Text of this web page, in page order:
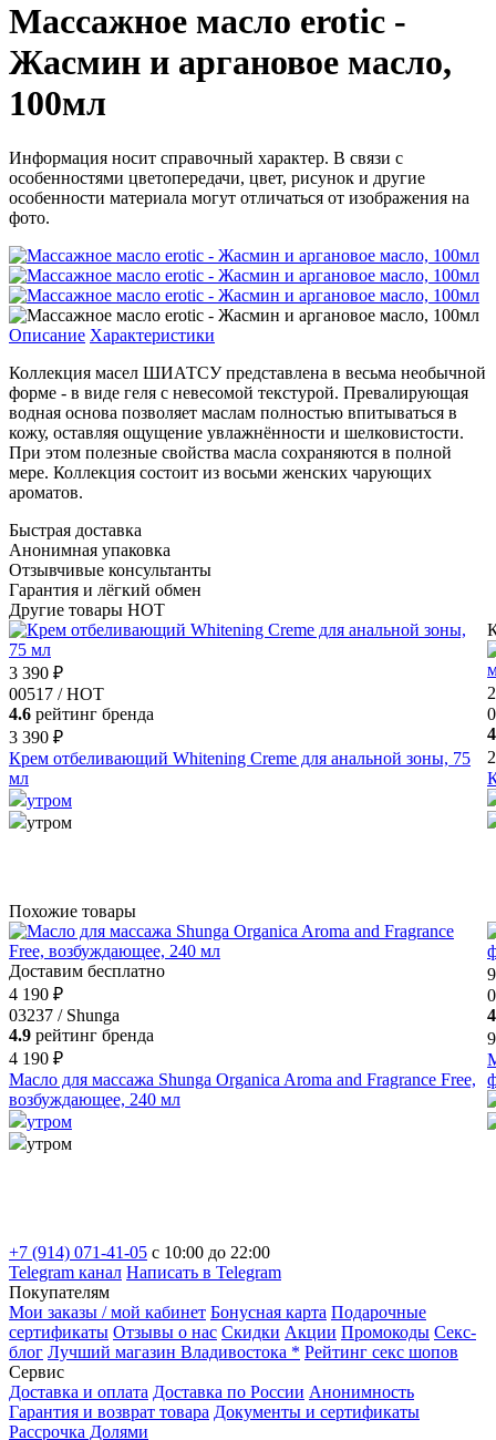
Массажное масло erotic -
Жасмин и аргановое масло,
100мл
Информация носит справочный характер. В связи с
особенностями цветопередачи, цвет, рисунок и другие
особенности материала могут отличаться от изображения на
фото.
Описание Характеристики
Коллекция масел ШИАТСУ представлена в весьма необычной
форме - в виде геля с невесомой текстурой. Превалирующая
водная основа позволяет маслам полностью впитываться в
кожу, оставляя ощущение увлажнённости и шелковистости.
При этом полезные свойства масла сохраняются в полной
мере. Коллекция состоит из восьми женских чарующих
ароматов.
Быстрая доставка
Анонимная упаковка
Отзывчивые консультанты
Гарантия и лёгкий обмен
Другие товары HOT
3 390 ₽
00517 / HOT
4.6 рейтинг бренда
3 390 ₽
Крем отбеливающий Whitening Creme для анальной зоны, 75
мл
утром
утром
Похожие товары
Доставим бесплатно
4 190 ₽
03237 / Shunga
4.9 рейтинг бренда
4 190 ₽
Масло для массажа Shunga Organica Aroma and Fragrance Free,
возбуждающее, 240 мл
утром
утром
+7 (914) 071-41-05 c 10:00 до 22:00
Telegram канал Написать в Telegram
Покупателям
Мои заказы / мой кабинет Бонусная карта Подарочные
сертификаты Отзывы о нас Скидки Акции Промокоды Секс-
блог Лучший магазин Владивостока * Рейтинг секс шопов
Сервис
Доставка и оплата Доставка по России Анонимность
Гарантия и возврат товара Документы и сертификаты
Рассрочка Долями